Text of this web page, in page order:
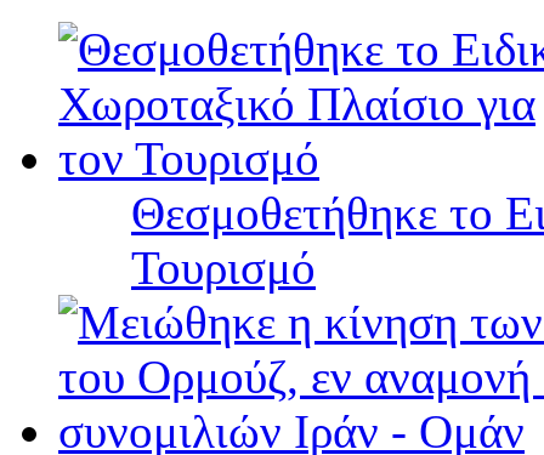
Θεσμοθετήθηκε το
Τουρισμό